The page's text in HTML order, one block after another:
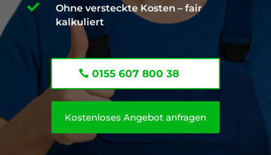

Ohne versteckte Kosten – fair
kalkuliert
0155 607 800 38
Kostenloses Angebot anfragen